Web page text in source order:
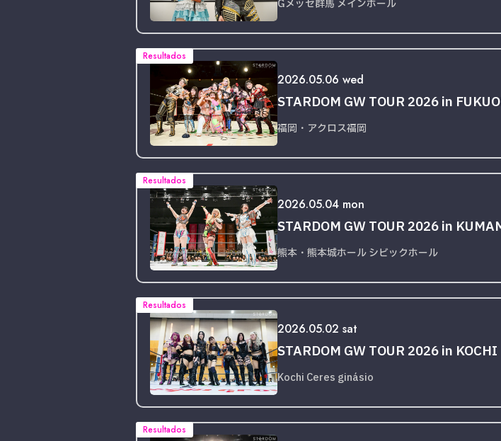
Gメッセ群馬 メインホール
Resultados
2026.05.06 wed
STARDOM GW TOUR 2026 in
福岡・アクロス福岡
Resultados
2026.05.04 mon
STARDOM GW TOUR 2026 in
熊本・熊本城ホール シビックホール
Resultados
2026.05.02 sat
STARDOM GW TOUR 2026 in KOCHI
Kochi Ceres ginásio
Resultados